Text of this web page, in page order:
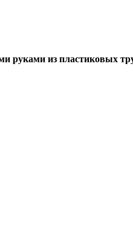
руками из пластиковых